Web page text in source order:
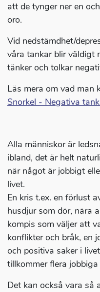
att de tynger ner en
oro.
Vid nedstämdhet/
våra tankar blir väldigt
tänker och tolkar
Läs mera om vad man
Snorkel - Negativa
Alla människor är
ibland, det är helt
när något är jobbigt
livet.
En kris t.ex. en förlust
husdjur som dör, nära
kompis som väljer att
konflikter och bråk, en
och positiva saker i
tillkommer flera
Det kan också vara så